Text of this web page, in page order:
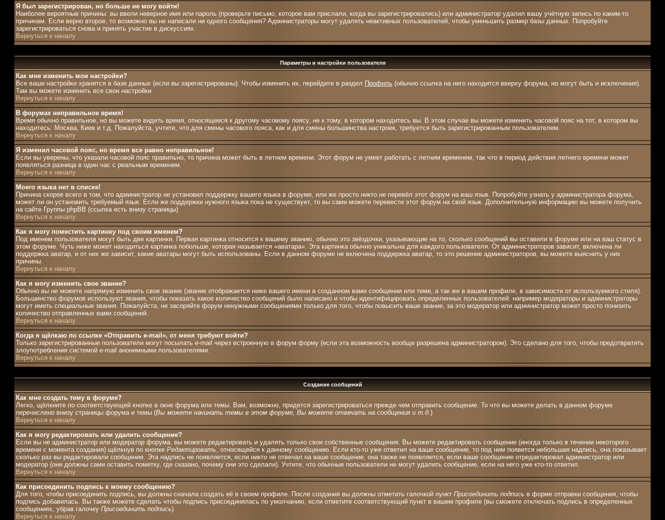
Я был зарегистрирован, но больше не могу войти!
Наиболее вероятные причины: вы ввели неверное имя или пароль (проверьте письмо, которое вам прислали, когда вы зарегистрировались) или администратор удалил вашу учётную запись по каким-то
причинам. Если верно второе, то возможно вы не написали ни одного сообщения? Администраторы могут удалять неактивных пользователей, чтобы уменьшить размер базы данных. Попробуйте
зарегистрироваться снова и принять участие в дискуссиях.
Вернуться к началу
Параметры и настройки пользователя
Как мне изменить мои настройки?
Все ваши настройки хранятся в базе данных (если вы зарегистрированы). Чтобы изменить их, перейдите в раздел Профиль (обычно ссылка на него находится вверху форума, но могут быть и исключения).
Там вы можете изменить все свои настройки
Вернуться к началу
В форумах неправильное время!
Время обычно правильное, но вы можете видеть время, относящееся к другому часовому поясу, не к тому, в котором находитесь вы. В этом случае вы можете изменить часовой пояс на тот, в котором вы
находитесь: Москва, Киев и т.д. Пожалуйста, учтите, что для смены часового пояса, как и для смены большинства настроек, требуется быть зарегистрированным пользователем.
Вернуться к началу
Я изменил часовой пояс, но время все равно неправильное!
Если вы уверены, что указали часовой пояс правильно, то причина может быть в летнем времени. Этот форум не умеет работать с летним временем, так что в период действия летнего времени может
появляться разница в один час с реальным временем.
Вернуться к началу
Моего языка нет в списке!
Причина скорее всего в том, что администратор не установил поддержку вашего языка в форуме, или же просто никто не перевёл этот форум на ваш язык. Попробуйте узнать у администратора форума,
может ли он установить требуемый язык. Если же поддержки нужного языка пока не существует, то вы сами можете перевести этот форум на свой язык. Дополнительную информацию вы можете получить
на сайте Группы phpBB (ссылка есть внизу страницы)
Вернуться к началу
Как я могу поместить картинку под своим именем?
Под именем пользователя могут быть две картинки. Первая картинка относится к вашему званию, обычно это звёздочки, указывающие на то, сколько сообщений вы оставили в форуме или на ваш статус в
этом форуме. Чуть ниже может находиться картинка побольше, которая называется «аватара». Эта картинка обычно уникальна для каждого пользователя. От администраторов зависит, включена ли
поддержка аватар, и от них же зависит, какие аватары могут быть использованы. Если в данном форуме не включена поддержка аватар, то это решение администраторов, вы можете выяснить у них
причины.
Вернуться к началу
Как я могу изменить свое звание?
Обычно вы не можете напрямую изменить свое звание (звание отображается ниже вашего имени в созданном вами сообщении или теме, а так же в вашем профиле, в зависимости от используемого стиля).
Большинство форумов используют звания, чтобы показать какое количество сообщений было написано и чтобы идентифицировать определенных пользователей: например модераторы и администраторы
могут иметь специальные звания. Пожалуйста, не засоряйте форум ненужными сообщениями только для того, чтобы повысить ваше звание, за это модератор или администратор может просто понизить
количество отправленных вами сообщений.
Вернуться к началу
Когда я щёлкаю по ссылке «Отправить e-mail», от меня требуют войти?
Только зарегистрированные пользователи могут посылать e-mail через встроенную в форум форму (если эта возможность вообще разрешена администратором). Это сделано для того, чтобы предотвратить
злоупотребления системой e-mail анонимными пользователями.
Вернуться к началу
Создание сообщений
Как мне создать тему в форуме?
Легко, щёлкните по соответствующей кнопке в окне форума или темы. Вам, возможно, придется зарегистрироваться прежде чем отправить сообщение. То что вы можете делать в данном форуме
перечислено внизу страницы форума и темы (Вы можете начинать темы в этом форуме, Вы можете отвечать на сообщения и т.д.)
Вернуться к началу
Как я могу редактировать или удалить сообщение?
Если вы не администратор или модератор форума, вы можете редактировать и удалять только свои собственные сообщения. Вы можете редактировать сообщение (иногда только в течении некоторого
времени с момента создания) щёлкнув по кнопке Редактировать, относящейся к данному сообщению. Если кто-то уже ответил на ваше сообщение, то под ним появится небольшая надпись, она показывает
сколько раз вы редактировали сообщение. Эта надпись не появляется, если никто не отвечал на ваше сообщение, она также не появляется, если ваше сообщение отредактировал администратор или
модератор (они должны сами оставить пометку, где сказано, почему они это сделали). Учтите, что обычные пользователи не могут удалить сообщение, если на него уже кто-то ответил.
Вернуться к началу
Как присоединить подпись к моему сообщению?
Для того, чтобы присоединить подпись, вы должны сначала создать её в своем профиле. После создания вы должны отметить галочкой пункт Присоединить подпись в форме отправки сообщения, чтобы
подпись добавилась. Вы также можете сделать чтобы подпись присоединялась по умолчанию, если отметите соответствующий пункт в вашем профиле (вы сможете отключать подпись в определенных
сообщениях, убрав галочку Присоединить подпись)
Вернуться к началу